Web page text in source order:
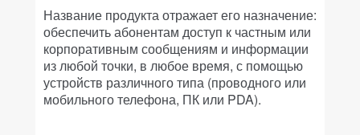
Название продукта отражает его назначение:
обеспечить абонентам доступ к частным или
корпоративным сообщениям и информации
из любой точки, в любое время, с помощью
устройств различного типа (проводного или
мобильного телефона, ПК или PDA).